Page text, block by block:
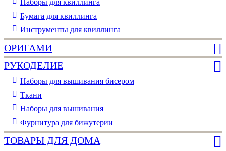
Наборы для квиллинга
Бумага для квиллинга
Инструменты для квиллинга
ОРИГАМИ
РУКОДЕЛИЕ
Наборы для вышивания бисером
Ткани
Наборы для вышивания
Фурнитура для бижутерии
ТОВАРЫ ДЛЯ ДОМА